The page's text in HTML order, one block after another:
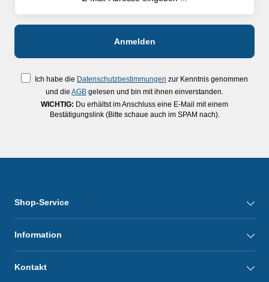
Ich habe die Datenschutzbestimmungen zur Kenntnis genommen
und die AGB gelesen und bin mit ihnen einverstanden.
WICHTIG: Du erhältst im Anschluss eine E-Mail mit einem
Bestätigungslink (Bitte schaue auch im SPAM nach).
Shop-Service
Information
Kontakt